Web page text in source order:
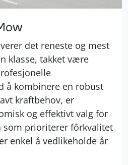
det reneste og mest
klasse, takket være
å kombinere en robust
kraftbehov, er
og effektivt valg for
som prioriterer fôrkvalitet
enkel å vedlikeholde år